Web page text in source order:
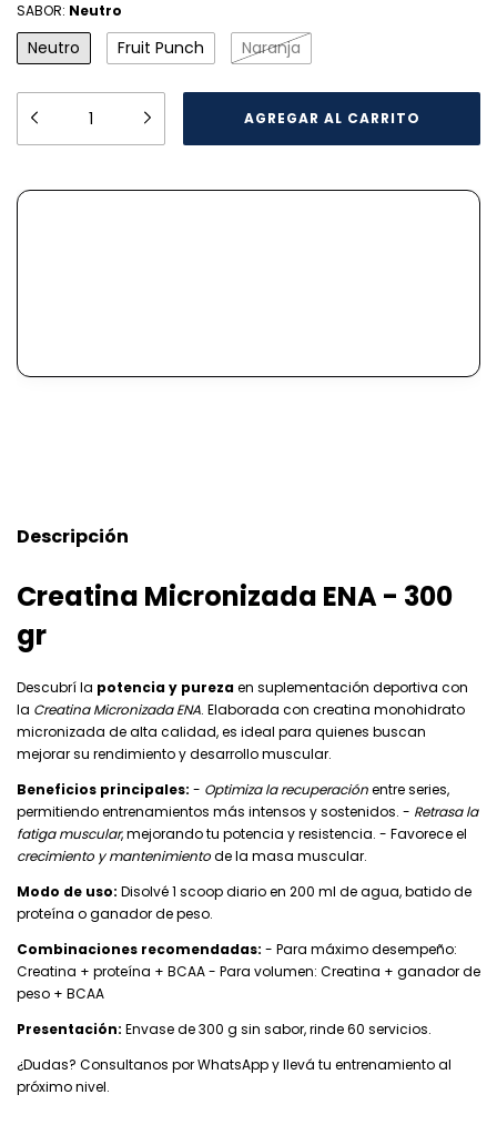
SABOR: Neutro
Neutro Fruit Punch Naranja
Descripción
Creatina Micronizada ENA - 300
gr
Descubrí la potencia y purezaen suplementación deportiva con
la Creatina Micronizada ENA. Elaborada con creatina monohidrato
micronizada de alta calidad, es ideal para quienes buscan
mejorar su rendimiento y desarrollo muscular.
Beneficios principales: - Optimiza la recuperaciónentre series,
permitiendo entrenamientos más intensos y sostenidos. - Retrasa la
fatiga muscular, mejorando tu potencia y resistencia. - Favorece el
crecimiento y mantenimientode la masa muscular.
Modo de uso: Disolvé 1 scoop diario en 200 ml de agua, batido de
proteína o ganador de peso.
Combinaciones recomendadas: - Para máximo desempeño:
Creatina + proteína + BCAA - Para volumen: Creatina + ganador de
peso + BCAA
Presentación: Envase de 300 g sin sabor, rinde 60 servicios.
¿Dudas? Consultanos por WhatsApp y llevá tu entrenamiento al
próximo nivel.